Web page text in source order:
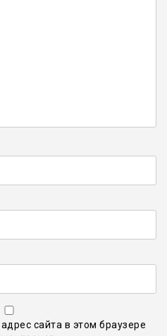
сайта в этом браузере